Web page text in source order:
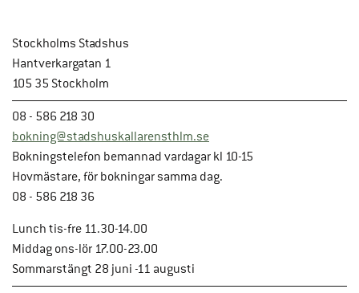
Stockholms Stadshus
Hantverkargatan 1
105 35 Stockholm
08 - 586 218 30
bokning@stadshuskallarensthlm.se
Bokningstelefon bemannad vardagar kl 10-15
Hovmästare, för bokningar samma dag.
08 - 586 218 36
Lunch tis-fre 11.30-14.00
Middag ons-lör 17.00-23.00
Sommarstängt 28 juni -11 augusti